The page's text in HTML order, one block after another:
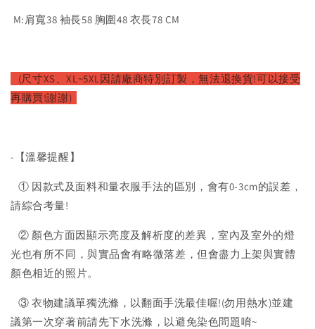
M:肩寬38 袖長58 胸圍48 衣長78 CM
(尺寸XS、XL~5XL因請廠商特別訂製，無法退換貨!可以接受
再購買!謝謝)
-【溫馨提醒】
① 因款式及面料和量衣服手法的區別，會有0-3cm的誤差，
請綜合考量!
② 顏色方面因顯示亮度及解析度的差異，室內及室外的燈
光也有所不同，與實品會有略微落差，但會盡力上架與實體
顏色相近的照片。
③ 衣物建議單獨洗滌，以翻面手洗最佳喔!(勿用熱水)並建
議第一次穿著前請先下水洗滌，以避免染色問題唷~